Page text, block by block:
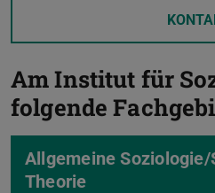
Am Institut für
folgende
Allgemeine
Theorie